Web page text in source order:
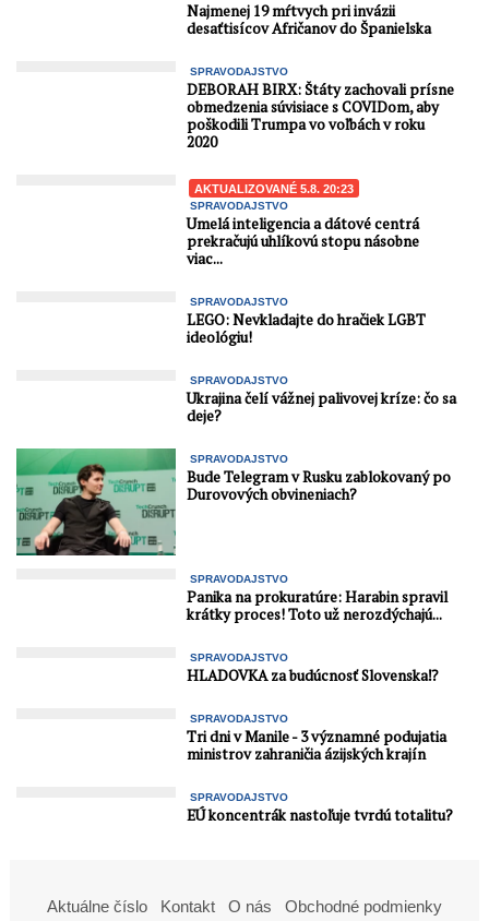
nevyhnutný. To znamená,
Najmenej 19 mŕtvych pri invázii
desaťtisícov Afričanov do Španielska
SPRAVODAJSTVO
DEBORAH BIRX: Štáty zachovali prísne
obmedzenia súvisiace s COVIDom, aby
poškodili Trumpa vo voľbách v roku
2020
AKTUALIZOVANÉ 5.8. 20:23
SPRAVODAJSTVO
Umelá inteligencia a dátové centrá
prekračujú uhlíkovú stopu násobne
viac...
SPRAVODAJSTVO
LEGO: Nevkladajte do hračiek LGBT
ideológiu!
SPRAVODAJSTVO
Ukrajina čelí vážnej palivovej kríze: čo sa
deje?
SPRAVODAJSTVO
Bude Telegram v Rusku zablokovaný po
Durovových obvineniach?
SPRAVODAJSTVO
Panika na prokuratúre: Harabin spravil
krátky proces! Toto už nerozdýchajú...
SPRAVODAJSTVO
HLADOVKA za budúcnosť Slovenska⁉️
SPRAVODAJSTVO
Tri dni v Manile - 3 významné podujatia
ministrov zahraničia ázijských krajín
SPRAVODAJSTVO
EÚ koncentrák nastoľuje tvrdú totalitu?
Aktuálne číslo Kontakt O nás
Obchodné podmienky